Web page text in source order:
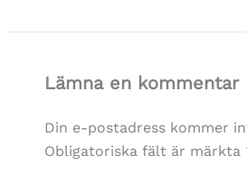
Lämna en kommentar
Din e-postadress kommer
Obligatoriska fält är märkta